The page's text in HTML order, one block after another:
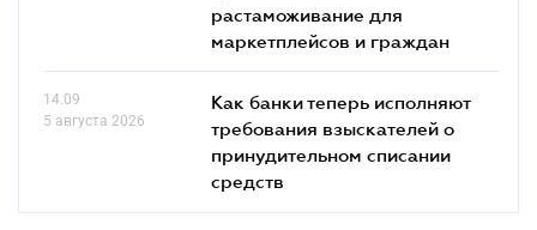
растаможивание для
маркетплейсов и граждан
14.09
5 августа 2026
Как банки теперь исполняют
требования взыскателей о
принудительном списании
средств